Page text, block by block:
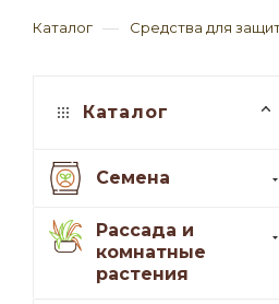
Каталог — Средства для
Каталог
Семена
Рассада и
комнатные
растения